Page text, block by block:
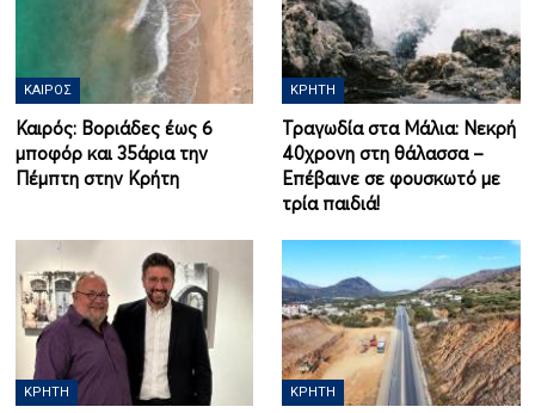
ΚΑΙΡΌΣ
Καιρός: Βοριάδες έως 6
μποφόρ και 35άρια την
Πέμπτη στην Κρήτη
ΚΡΉΤΗ
Τραγωδία στα Μάλια: Νεκρή
40χρονη στη θάλασσα –
Επέβαινε σε φουσκωτό με
τρία παιδιά!
ΚΡΉΤΗ ΚΡΉΤΗ